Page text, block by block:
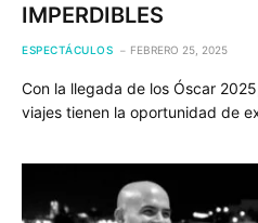
IMPERDIBLES
ESPECTÁCULOS FEBRERO 25, 2025
Con la llegada de los Óscar
viajes tienen la oportunidad de